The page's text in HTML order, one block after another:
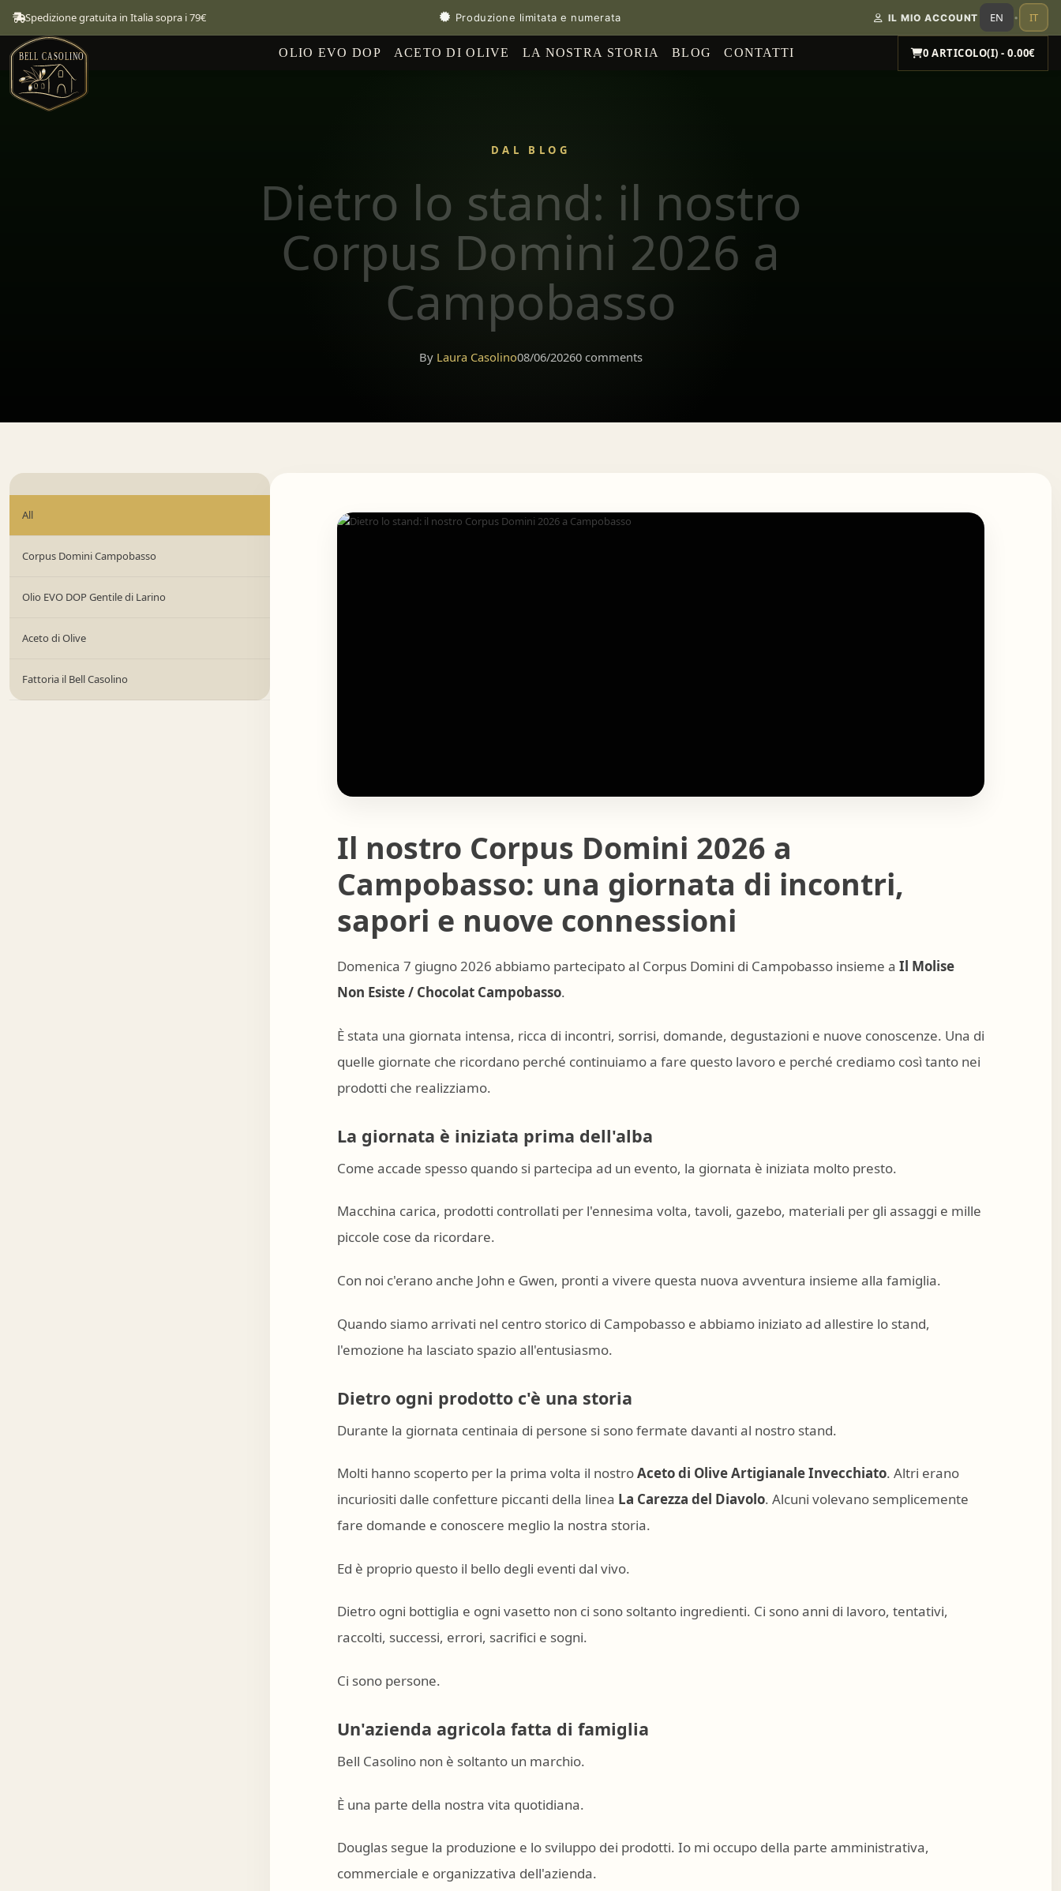
Spedizione gratuita in Italia sopra i 79€ Produzione limitata e numerata IL MIO ACCOUNT EN • IT
OLIO EVO DOP ACETO DI OLIVE LA NOSTRA STORIA BLOG CONTATTI 0 ARTICOLO(I) - 0.00€
DAL BLOG
Dietro lo stand: il nostro
Corpus Domini 2026 a
Campobasso
By Laura Casolino08/06/20260 comments
All
Corpus Domini Campobasso
Olio EVO DOP Gentile di Larino
Aceto di Olive
Fattoria il Bell Casolino
Il nostro Corpus Domini 2026 a
Campobasso: una giornata di incontri,
sapori e nuove connessioni
Domenica 7 giugno 2026 abbiamo partecipato al Corpus Domini di Campobasso insieme a Il Molise
Non Esiste / Chocolat Campobasso.
È stata una giornata intensa, ricca di incontri, sorrisi, domande, degustazioni e nuove conoscenze. Una di
quelle giornate che ricordano perché continuiamo a fare questo lavoro e perché crediamo così tanto nei
prodotti che realizziamo.
La giornata è iniziata prima dell'alba
Come accade spesso quando si partecipa ad un evento, la giornata è iniziata molto presto.
Macchina carica, prodotti controllati per l'ennesima volta, tavoli, gazebo, materiali per gli assaggi e mille
piccole cose da ricordare.
Con noi c'erano anche John e Gwen, pronti a vivere questa nuova avventura insieme alla famiglia.
Quando siamo arrivati nel centro storico di Campobasso e abbiamo iniziato ad allestire lo stand,
l'emozione ha lasciato spazio all'entusiasmo.
Dietro ogni prodotto c'è una storia
Durante la giornata centinaia di persone si sono fermate davanti al nostro stand.
Molti hanno scoperto per la prima volta il nostroAceto di Olive Artigianale Invecchiato. Altri erano
incuriositi dalle confetture piccanti della linea La Carezza del Diavolo. Alcuni volevano semplicemente
fare domande e conoscere meglio la nostra storia.
Ed è proprio questo il bello degli eventi dal vivo.
Dietro ogni bottiglia e ogni vasetto non ci sono soltanto ingredienti. Ci sono anni di lavoro, tentativi,
raccolti, successi, errori, sacrifici e sogni.
Ci sono persone.
Un'azienda agricola fatta di famiglia
Bell Casolino non è soltanto un marchio.
È una parte della nostra vita quotidiana.
Douglas segue la produzione e lo sviluppo dei prodotti. Io mi occupo della parte amministrativa,
commerciale e organizzativa dell'azienda.